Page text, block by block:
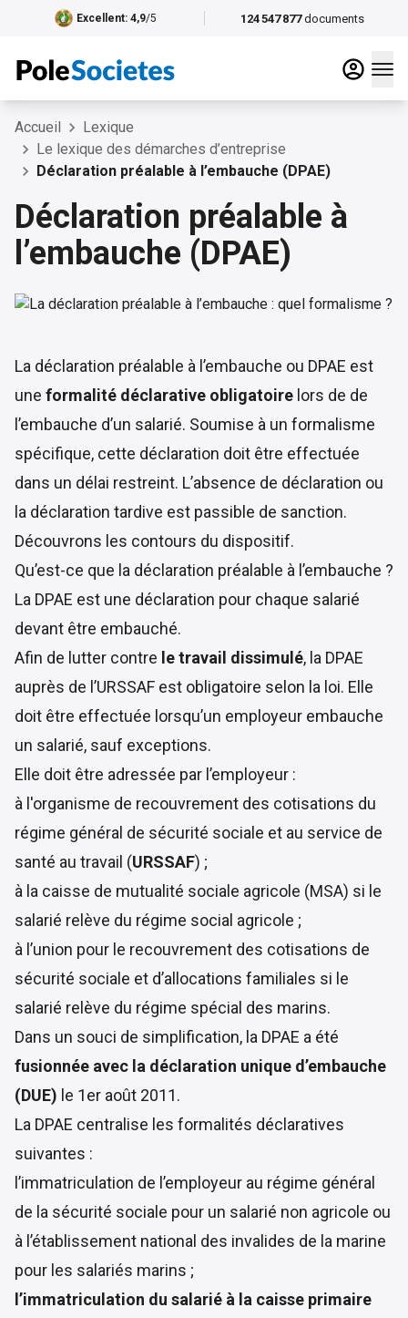
124 547 877 documents
Excellent: 4,9/5
Accueil
Lexique
Le lexique des démarches d’entreprise
Déclaration préalable à l’embauche (DPAE)
Déclaration préalable à
l’embauche (DPAE)
La déclaration préalable à l’embauche ou DPAE est
une formalité déclarative obligatoire lors de de
l’embauche d’un salarié. Soumise à un formalisme
spécifique, cette déclaration doit être effectuée
dans un délai restreint. L’absence de déclaration ou
la déclaration tardive est passible de sanction.
Découvrons les contours du dispositif.
Qu’est-ce que la déclaration préalable à l’embauche ?
La DPAE est une déclaration pour chaque salarié
devant être embauché.
Afin de lutter contre le travail dissimulé, la DPAE
auprès de l’URSSAF est obligatoire selon la loi. Elle
doit être effectuée lorsqu’un employeur embauche
un salarié, sauf exceptions.
Elle doit être adressée par l’employeur :
à l'organisme de recouvrement des cotisations du
régime général de sécurité sociale et au service de
santé au travail (URSSAF) ;
à la caisse de mutualité sociale agricole (MSA) si le
salarié relève du régime social agricole ;
à l’union pour le recouvrement des cotisations de
sécurité sociale et d’allocations familiales si le
salarié relève du régime spécial des marins.
Dans un souci de simplification, la DPAE a été
fusionnée avec la déclaration unique d’embauche
(DUE) le 1er août 2011.
La DPAE centralise les formalités déclaratives
suivantes :
l’immatriculation de l’employeur au régime général
de la sécurité sociale pour un salarié non agricole ou
à l’établissement national des invalides de la marine
pour les salariés marins ;
l’immatriculation du salarié à la caisse primaire